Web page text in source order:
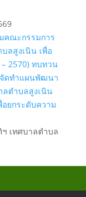
คณะกรรมการ
ลสูงเนิน เพื่อ
2570) ทบทวน
จัดทำแผนพัฒนา
ลตำบลสูงเนิน
อยกระดับความ
เทศบาลตำบล